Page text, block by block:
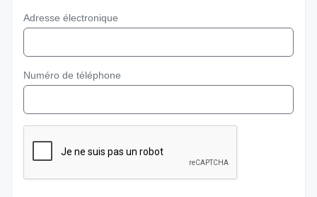
Adresse électronique
Numéro de téléphone